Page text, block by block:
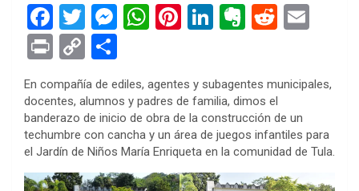
F
a
ce
b
o
o
k
T
wi
tt
er
M
n
g
er
W
s
A
p
p
Pi
es
t
Li
dI
n
E
ot
e
R
di
t
Pr
t
C
o
py
Li
n
k
h
ar
e
En compañía de ediles, agentes y subagentes municipales,
docentes, alumnos y padres de familia, dimos el
banderazo de inicio de obra de la construcción de un
techumbre con cancha y un área de juegos infantiles para
el Jardín de Niños María Enriqueta en la comunidad de Tula.